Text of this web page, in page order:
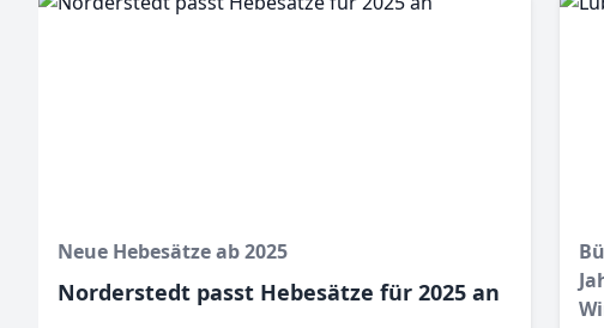
Neue Hebesätze ab 2025
Norderstedt passt Hebesätze für 2025 an